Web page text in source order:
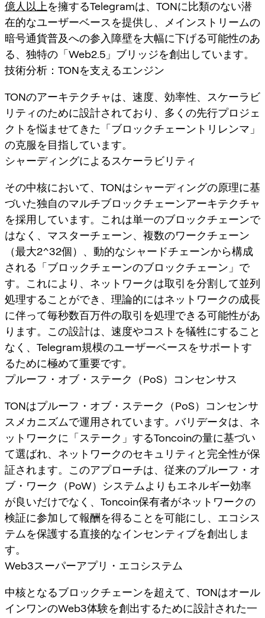
億人以上を擁するTelegramは、TONに比類のない潜
在的なユーザーベースを提供し、メインストリームの
暗号通貨普及への参入障壁を大幅に下げる可能性のあ
る、独特の「Web2.5」ブリッジを創出しています。
技術分析：TONを支えるエンジン
TONのアーキテクチャは、速度、効率性、スケーラビ
リティのために設計されており、多くの先行プロジェ
クトを悩ませてきた「ブロックチェーントリレンマ」
の克服を目指しています。
シャーディングによるスケーラビリティ
その中核において、TONはシャーディングの原理に基
づいた独自のマルチブロックチェーンアーキテクチャ
を採用しています。これは単一のブロックチェーンで
はなく、マスターチェーン、複数のワークチェーン
（最大2^32個）、動的なシャードチェーンから構成
される「ブロックチェーンのブロックチェーン」で
す。これにより、ネットワークは取引を分割して並列
処理することができ、理論的にはネットワークの成長
に伴って毎秒数百万件の取引を処理できる可能性があ
ります。この設計は、速度やコストを犠牲にすること
なく、Telegram規模のユーザーベースをサポートす
るために極めて重要です。
プルーフ・オブ・ステーク（PoS）コンセンサス
TONはプルーフ・オブ・ステーク（PoS）コンセンサ
スメカニズムで運用されています。バリデータは、ネ
ットワークに「ステーク」するToncoinの量に基づい
て選ばれ、ネットワークのセキュリティと完全性が保
証されます。このアプローチは、従来のプルーフ・オ
ブ・ワーク（PoW）システムよりもエネルギー効率
が良いだけでなく、Toncoin保有者がネットワークの
検証に参加して報酬を得ることを可能にし、エコシス
テムを保護する直接的なインセンティブを創出しま
す。
Web3スーパーアプリ・エコシステム
中核となるブロックチェーンを超えて、TONはオール
インワンのWeb3体験を創出するために設計された一